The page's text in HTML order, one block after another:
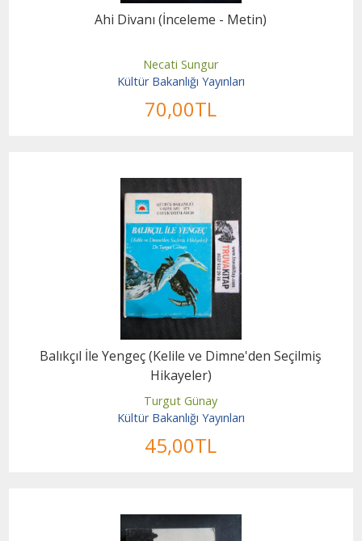
Ahi Divanı (İnceleme - Metin)
Necati Sungur
Kültür Bakanlığı Yayınları
70,00TL
Balıkçıl İle Yengeç (Kelile ve Dimne'den Seçilmiş
Hikayeler)
Turgut Günay
Kültür Bakanlığı Yayınları
45,00TL